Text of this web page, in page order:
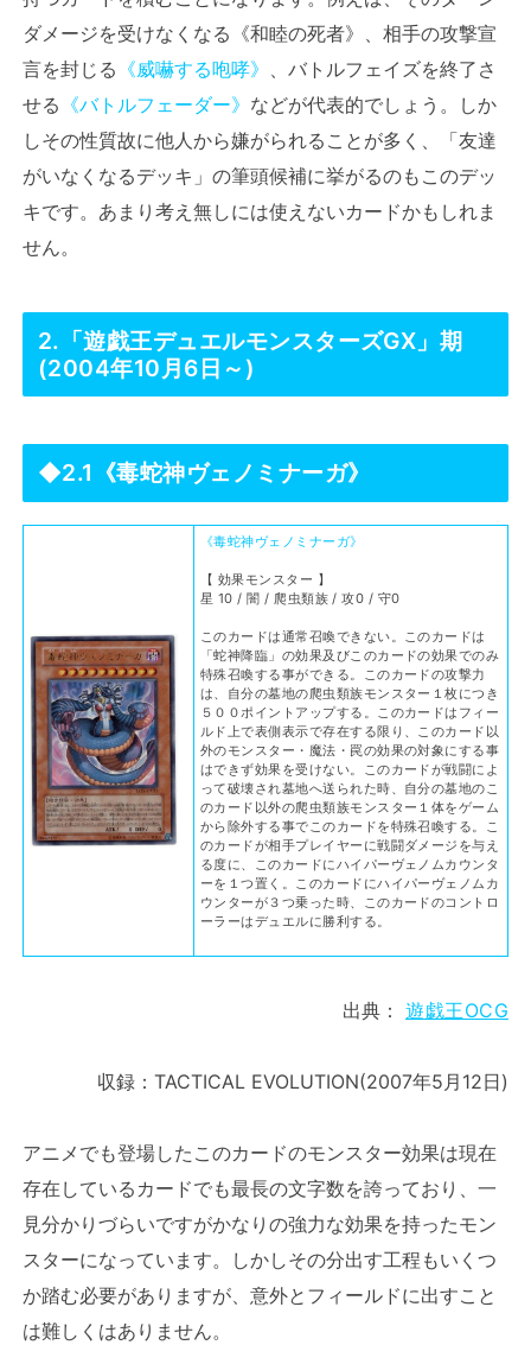
ダメージを受けなくなる《和睦の死者》、相手の攻撃宣
言を封じる 《威嚇する咆哮》
、バトルフェイズを終了さ
せる 《バトルフェーダー》 などが代表的でしょう。しか
しその性質故に他人から嫌がられることが多く、「友達
がいなくなるデッキ」の筆頭候補に挙がるのもこのデッ
キです。あまり考え無しには使えないカードかもしれま
せん。
2.「遊戯王デュエルモンスターズGX」期
(2004年10月6日～)
◆2.1《毒蛇神ヴェノミナーガ》
《毒蛇神ヴェノミナーガ》
【 効果モンスター 】
星 10 / 闇 / 爬虫類族 / 攻0 / 守0
このカードは通常召喚できない。このカードは
「蛇神降臨」の効果及びこのカードの効果でのみ
特殊召喚する事ができる。このカードの攻撃力
は、自分の墓地の爬虫類族モンスター１枚につき
５００ポイントアップする。このカードはフィー
ルド上で表側表示で存在する限り、このカード以
外のモンスター・魔法・罠の効果の対象にする事
はできず効果を受けない。このカードが戦闘によ
って破壊され墓地へ送られた時、自分の墓地のこ
のカード以外の爬虫類族モンスター１体をゲーム
から除外する事でこのカードを特殊召喚する。こ
のカードが相手プレイヤーに戦闘ダメージを与え
る度に、このカードにハイパーヴェノムカウンタ
ーを１つ置く。このカードにハイパーヴェノムカ
ウンターが３つ乗った時、このカードのコントロ
ーラーはデュエルに勝利する。
出典：遊戯王OCG
収録：TACTICAL EVOLUTION(2007年5月12日)
アニメでも登場したこのカードのモンスター効果は現在
存在しているカードでも最長の文字数を誇っており、一
見分かりづらいですがかなりの強力な効果を持ったモン
スターになっています。しかしその分出す工程もいくつ
か踏む必要がありますが、意外とフィールドに出すこと
は難しくはありません。